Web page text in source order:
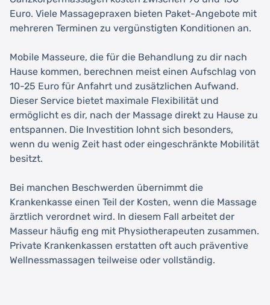
Euro. Viele Massagepraxen bieten Paket-Angebote mit
mehreren Terminen zu vergünstigten Konditionen an.
Mobile Masseure, die für die Behandlung zu dir nach
Hause kommen, berechnen meist einen Aufschlag von
10-25 Euro für Anfahrt und zusätzlichen Aufwand.
Dieser Service bietet maximale Flexibilität und
ermöglicht es dir, nach der Massage direkt zu Hause zu
entspannen. Die Investition lohnt sich besonders,
wenn du wenig Zeit hast oder eingeschränkte Mobilität
besitzt.
Bei manchen Beschwerden übernimmt die
Krankenkasse einen Teil der Kosten, wenn die Massage
ärztlich verordnet wird. In diesem Fall arbeitet der
Masseur häufig eng mit Physiotherapeuten zusammen.
Private Krankenkassen erstatten oft auch präventive
Wellnessmassagen teilweise oder vollständig.